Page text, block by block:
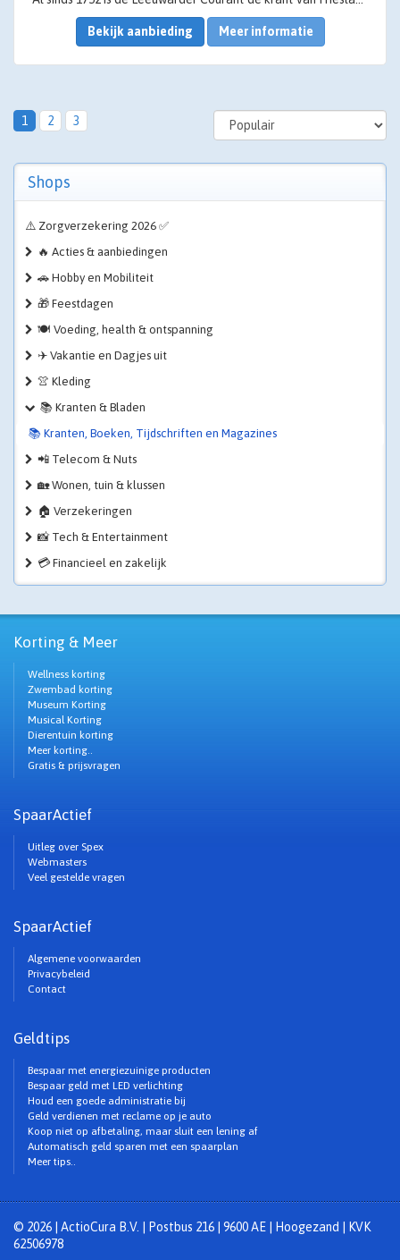
Bekijk aanbieding Meer informatie
1 2 3
Shops
⚠️ Zorgverzekering 2026 ✅
🔥 Acties & aanbiedingen
🚗 Hobby en Mobiliteit
🎁 Feestdagen
🍽️ Voeding, health & ontspanning
✈️ Vakantie en Dagjes uit
👚 Kleding
📚 Kranten & Bladen
📚 Kranten, Boeken, Tijdschriften en Magazines
📲 Telecom & Nuts
🏡 Wonen, tuin & klussen
🏠 Verzekeringen
📸 Tech & Entertainment
💳 Financieel en zakelijk
Korting & Meer
Wellness korting
Zwembad korting
Museum Korting
Musical Korting
Dierentuin korting
Meer korting..
Gratis & prijsvragen
SpaarActief
Uitleg over Spex
Webmasters
Veel gestelde vragen
SpaarActief
Algemene voorwaarden
Privacybeleid
Contact
Geldtips
Bespaar met energiezuinige producten
Bespaar geld met LED verlichting
Houd een goede administratie bij
Geld verdienen met reclame op je auto
Koop niet op afbetaling, maar sluit een lening af
Automatisch geld sparen met een spaarplan
Meer tips..
© 2026 | ActioCura B.V. | Postbus 216 | 9600 AE | Hoogezand | KVK
62506978